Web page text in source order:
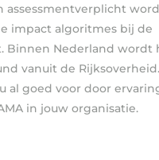
assessmentverplicht
impact algoritmes bij de
Binnen Nederland wordt
vanuit de
al goed voor door
in jouw organisatie.